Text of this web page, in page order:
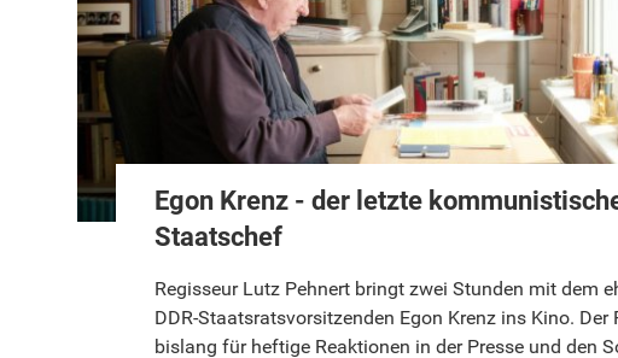
Egon Krenz - der letzte
Staatschef
Regisseur Lutz Pehnert bringt zwei Stunden mit dem
DDR-Staatsratsvorsitzenden Egon Krenz ins Kino. Der
bislang für heftige Reaktionen in der Presse und den